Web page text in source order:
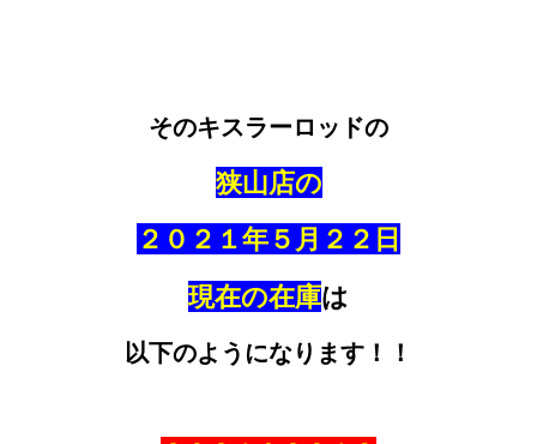
そのキスラーロッドの
狭山店の
２０２１年５月２２日
現在の在庫は
以下のようになります！！